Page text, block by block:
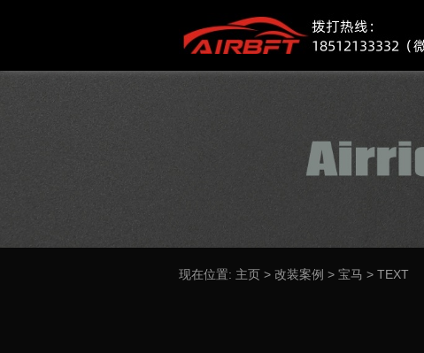
现在位置: 主页 > 改装案例 > 宝马 > TEXT